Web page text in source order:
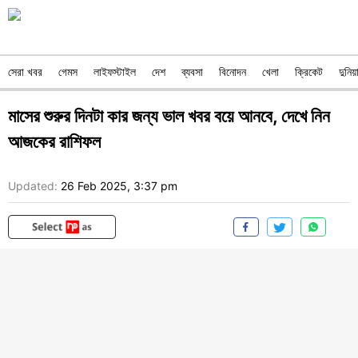
সেরা খবর গেমস লাইফস্টাইল দেশ ব্যবসা বিনোদন খেলা ক্রিকেট দুনিয়া
মাসের শুরুর দিনটা কার জন্য ভাল খবর বয়ে আনবে, দেখে নিন
আজকের রাশিফল
Updated: 26 Feb 2025, 3:37 pm